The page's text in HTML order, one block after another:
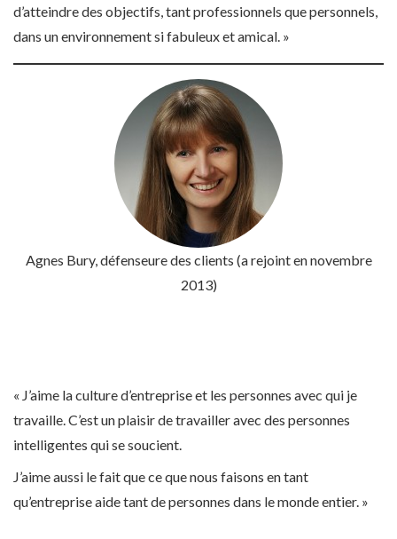
d’atteindre des objectifs, tant professionnels que personnels,
dans un environnement si fabuleux et amical. »
Agnes Bury, défenseure des clients (a rejoint en novembre
2013)
« J’aime la culture d’entreprise et les personnes avec qui je
travaille. C’est un plaisir de travailler avec des personnes
intelligentes qui se soucient.
J’aime aussi le fait que ce que nous faisons en tant
qu’entreprise aide tant de personnes dans le monde entier. »